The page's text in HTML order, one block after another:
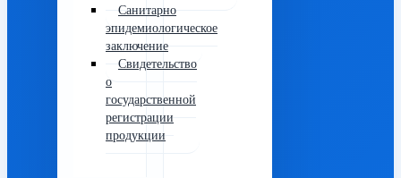
Санитарно
эпидемиологическое
заключение
Свидетельство
о
государственной
регистрации
продукции